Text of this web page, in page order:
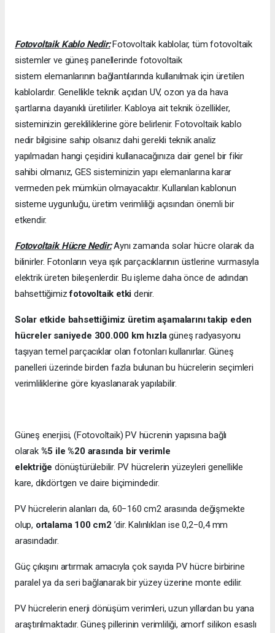
Fotovoltaik Kablo Nedir:Fotovoltaik kablolar, tüm fotovoltaik
sistemler ve güneş panellerinde fotovoltaik
sistem elemanlarının bağlantılarında kullanılmak için üretilen
kablolardır. Genellikle teknik açıdan UV, ozon ya da hava
şartlarına dayanıklı üretilirler. Kabloya ait teknik özellikler,
sisteminizin gerekliliklerine göre belirlenir. Fotovoltaik kablo
nedir bilgisine sahip olsanız dahi gerekli teknik analiz
yapılmadan hangi çeşidini kullanacağınıza dair genel bir fikir
sahibi olmanız, GES sisteminizin yapı elemanlarına karar
vermeden pek mümkün olmayacaktır. Kullanılan kablonun
sisteme uygunluğu, üretim verimliliği açısından önemli bir
etkendir.
Fotovoltaik Hücre Nedir:Aynı zamanda solar hücre olarak da
bilinirler. Fotonların veya ışık parçacıklarının üstlerine vurmasıyla
elektrik üreten bileşenlerdir. Bu işleme daha önce de adından
bahsettiğimizfotovoltaik etkidenir.
Solar etkide bahsettiğimiz üretim aşamalarını takip eden
hücreler saniyede 300.000 km hızlagüneş radyasyonu
taşıyan temel parçacıklar olan fotonları kullanırlar. Güneş
panelleri üzerinde birden fazla bulunan bu hücrelerin seçimleri
verimliliklerine göre kıyaslanarak yapılabilir.
Güneş enerjisi, (Fotovoltaik) PV hücrenin yapısına bağlı
olarak %5 ile %20 arasında bir verimle
elektriğedönüştürülebilir. PV hücrelerin yüzeyleri genellikle
kare, dikdörtgen ve daire biçimindedir.
PV hücrelerin alanları da, 60−160 cm2 arasında değişmekte
olup, ortalama 100 cm2 ’dir. Kalınlıkları ise 0,2−0,4 mm
arasındadır.
Güç çıkışını artırmak amacıyla çok sayıda PV hücre birbirine
paralel ya da seri bağlanarak bir yüzey üzerine monte edilir.
PV hücrelerin enerji dönüşüm verimleri, uzun yıllardan bu yana
araştırılmaktadır. Güneş pillerinin verimliliği, amorf silikon esaslı